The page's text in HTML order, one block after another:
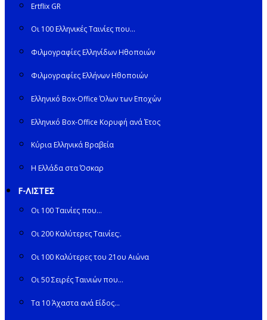
Ertflix GR
Οι 100 Ελληνικές Ταινίες που…
Φιλμογραφίες Ελληνίδων Ηθοποιών
Φιλμογραφίες Ελλήνων Ηθοποιών
Ελληνικό Box-Office Όλων των Εποχών
Ελληνικό Box-Office Κορυφή ανά Έτος
Κύρια Ελληνικά Βραβεία
Η Ελλάδα στα Όσκαρ
F-ΛΙΣΤΕΣ
Οι 100 Ταινίες που…
Οι 200 Καλύτερες Ταινίες;.
Οι 100 Καλύτερες του 21ου Αιώνα
Οι 50 Σειρές Ταινιών που…
Τα 10 Άχαστα ανά Είδος…